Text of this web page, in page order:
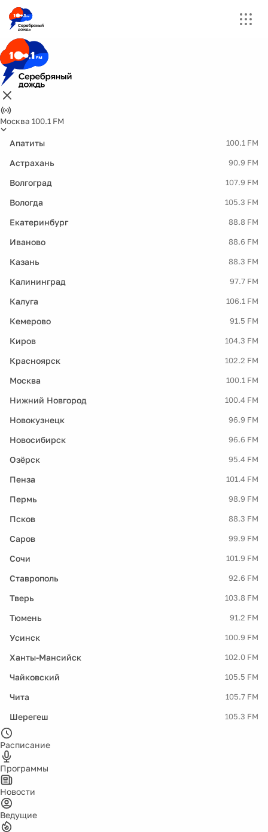
Москва 100.1 FM
Апатиты 100.1 FM
Астрахань 90.9 FM
Волгоград 107.9 FM
Вологда 105.3 FM
Екатеринбург 88.8 FM
Иваново 88.6 FM
Казань 88.3 FM
Калининград 97.7 FM
Калуга 106.1 FM
Кемерово 91.5 FM
Киров 104.3 FM
Красноярск 102.2 FM
Москва 100.1 FM
Нижний Новгород 100.4 FM
Новокузнецк 96.9 FM
Новосибирск 96.6 FM
Озёрск 95.4 FM
Пенза 101.4 FM
Пермь 98.9 FM
Псков 88.3 FM
Саров 99.9 FM
Сочи 101.9 FM
Ставрополь 92.6 FM
Тверь 103.8 FM
Тюмень 91.2 FM
Усинск 100.9 FM
Ханты-Мансийск 102.0 FM
Чайковский 105.5 FM
Чита 105.7 FM
Шерегеш 105.3 FM
Расписание
Программы
Новости
Ведущие